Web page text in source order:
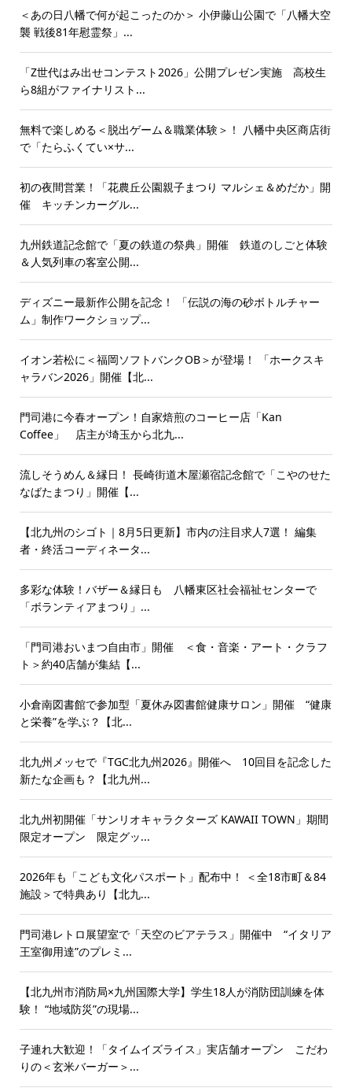
＜あの日八幡で何が起こったのか＞ 小伊藤山公園で「八幡大空
襲 戦後81年慰霊祭」...
「Z世代はみ出せコンテスト2026」公開プレゼン実施 高校生
ら8組がファイナリスト...
無料で楽しめる＜脱出ゲーム＆職業体験＞！ 八幡中央区商店街
で「たらふくてい×サ...
初の夜間営業！「花農丘公園親子まつり マルシェ＆めだか」開
催 キッチンカーグル...
九州鉄道記念館で「夏の鉄道の祭典」開催 鉄道のしごと体験
＆人気列車の客室公開...
ディズニー最新作公開を記念！ 「伝説の海の砂ボトルチャー
ム」制作ワークショップ...
イオン若松に＜福岡ソフトバンクOB＞が登場！ 「ホークスキ
ャラバン2026」開催【北...
門司港に今春オープン！自家焙煎のコーヒー店「Kan
Coffee」 店主が埼玉から北九...
流しそうめん＆縁日！ 長崎街道木屋瀬宿記念館で「こやのせた
なばたまつり」開催【...
【北九州のシゴト｜8月5日更新】市内の注目求人7選！ 編集
者・終活コーディネータ...
多彩な体験！バザー＆縁日も 八幡東区社会福祉センターで
「ボランティアまつり」...
「門司港おいまつ自由市」開催 ＜食・音楽・アート・クラフ
ト＞約40店舗が集結【...
小倉南図書館で参加型「夏休み図書館健康サロン」開催 “健康
と栄養”を学ぶ？【北...
北九州メッセで『TGC北九州2026』開催へ 10回目を記念した
新たな企画も？【北九州...
北九州初開催「サンリオキャラクターズ KAWAII TOWN」期間
限定オープン 限定グッ...
2026年も「こども文化パスポート」配布中！ ＜全18市町＆84
施設＞で特典あり【北九...
門司港レトロ展望室で「天空のビアテラス」開催中 “イタリア
王室御用達”のプレミ...
【北九州市消防局×九州国際大学】学生18人が消防団訓練を体
験！ “地域防災”の現場...
子連れ大歓迎！「タイムイズライス」実店舗オープン こだわ
りの＜玄米バーガー＞...